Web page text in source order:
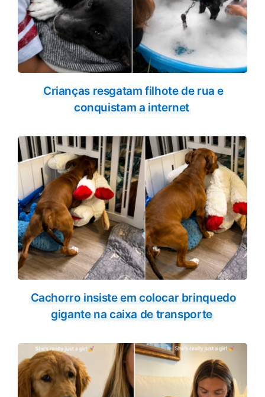
Crianças resgatam filhote de rua e
conquistam a internet
Cachorro insiste em colocar brinquedo
gigante na caixa de transporte